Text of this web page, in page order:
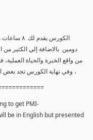
الكورس
دومين بالاضافة إلي الكثير
من واقع الخبرة والحياة
، وفي نهاية الكورس تجد بعض
to get PMI-
be in English but presented